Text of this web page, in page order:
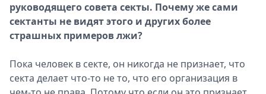
руководящего совета секты. Почему же сами
сектанты не видят этого и других более
страшных примеров лжи?
Пока человек в секте, он никогда не признает, что
секта делает что-то не то, что его организация в